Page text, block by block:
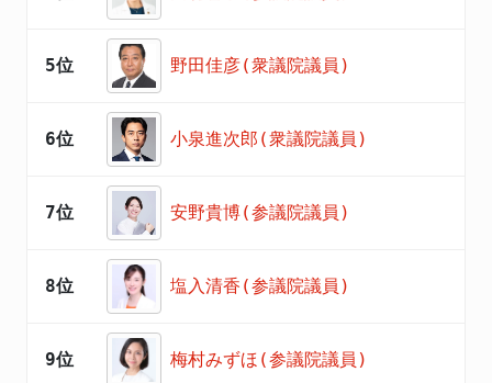
5位 野田佳彦(衆議院議員)
6位 小泉進次郎(衆議院議員)
7位 安野貴博(参議院議員)
8位 塩入清香(参議院議員)
9位 梅村みずほ(参議院議員)